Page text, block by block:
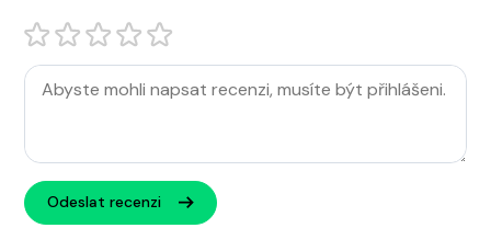
Odeslat recenzi